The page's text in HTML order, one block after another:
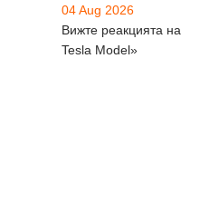
04 Aug 2026
Вижте реакцията на
Tesla Model»